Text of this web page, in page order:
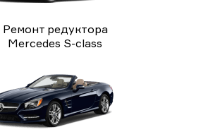
Ремонт редуктора
Mercedes S-class